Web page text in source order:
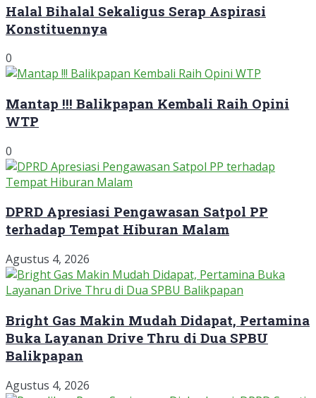
Halal Bihalal Sekaligus Serap Aspirasi
Konstituennya
0
Mantap !!! Balikpapan Kembali Raih Opini
WTP
0
DPRD Apresiasi Pengawasan Satpol PP
terhadap Tempat Hiburan Malam
Agustus 4, 2026
Bright Gas Makin Mudah Didapat, Pertamina
Buka Layanan Drive Thru di Dua SPBU
Balikpapan
Agustus 4, 2026